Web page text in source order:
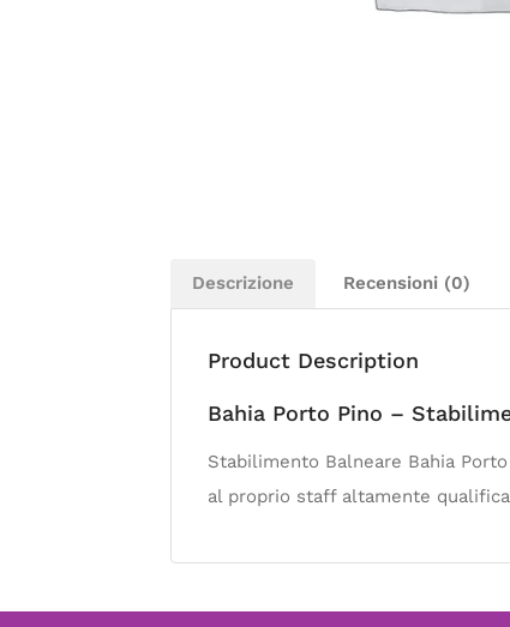
Descrizione Recensioni (0)
Product Description
Bahia Porto Pino –
Stabilimento Balneare Bahia
al proprio staff altamente